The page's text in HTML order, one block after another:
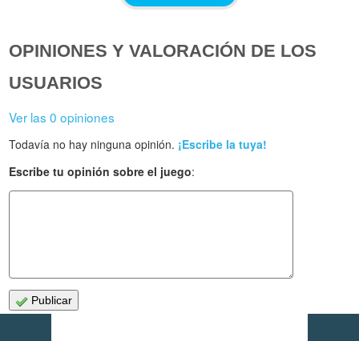
OPINIONES Y VALORACIÓN DE LOS
USUARIOS
Ver las 0 opiniones
Todavía no hay ninguna opinión. ¡Escribe la tuya!
Escribe tu opinión sobre el juego:
Publicar